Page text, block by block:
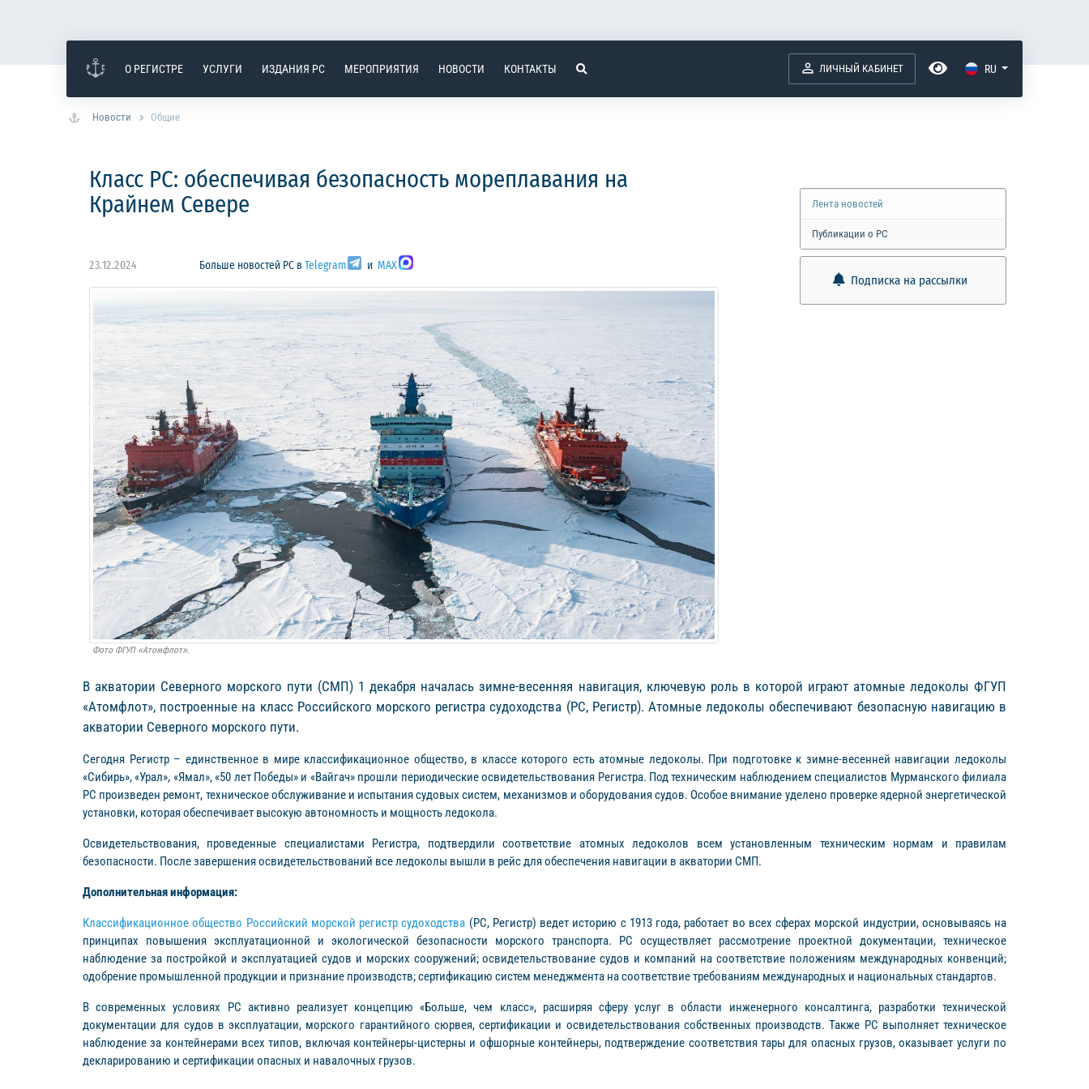
О РЕГИСТРЕ УСЛУГИ ИЗДАНИЯ РС МЕРОПРИЯТИЯ НОВОСТИ КОНТАКТЫ ЛИЧНЫЙ КАБИНЕТ RU
Новости Общие
Класс РС: обеспечивая безопасность мореплавания на
Крайнем Севере
23.12.2024 Больше новостей РС вTelegram иMAX
Фото ФГУП «Атомфлот».
Лента новостей
Публикации о РС
Подписка на рассылки
В акватории Северного морского пути (СМП) 1 декабря началась зимне-весенняя навигация, ключевую роль в которой играют атомные ледоколы ФГУП
«Атомфлот», построенные на класс Российского морского регистра судоходства (РС, Регистр). Атомные ледоколы обеспечивают безопасную навигацию в
акватории Северного морского пути.
Сегодня Регистр – единственное в мире классификационное общество, в классе которого есть атомные ледоколы. При подготовке к зимне-весенней навигации ледоколы
«Сибирь», «Урал», «Ямал», «50 лет Победы» и «Вайгач» прошли периодические освидетельствования Регистра. Под техническим наблюдением специалистов Мурманского филиала
РС произведен ремонт, техническое обслуживание и испытания судовых систем, механизмов и оборудования судов. Особое внимание уделено проверке ядерной энергетической
установки, которая обеспечивает высокую автономность и мощность ледокола.
Освидетельствования, проведенные специалистами Регистра, подтвердили соответствие атомных ледоколов всем установленным техническим нормам и правилам
безопасности. После завершения освидетельствований все ледоколы вышли в рейс для обеспечения навигации в акватории СМП.
Дополнительная информация:
Классификационное общество Российский морской регистр судоходства (РС, Регистр) ведет историю с 1913 года, работает во всех сферах морской индустрии, основываясь на
принципах повышения эксплуатационной и экологической безопасности морского транспорта. РС осуществляет рассмотрение проектной документации, техническое
наблюдение за постройкой и эксплуатацией судов и морских сооружений; освидетельствование судов и компаний на соответствие положениям международных конвенций;
одобрение промышленной продукции и признание производств; сертификацию систем менеджмента на соответствие требованиям международных и национальных стандартов.
В современных условиях РС активно реализует концепцию «Больше, чем класс», расширяя сферу услуг в области инженерного консалтинга, разработки технической
документации для судов в эксплуатации, морского гарантийного сюрвея, сертификации и освидетельствования собственных производств. Также РС выполняет техническое
наблюдение за контейнерами всех типов, включая контейнеры-цистерны и офшорные контейнеры, подтверждение соответствия тары для опасных грузов, оказывает услуги по
декларированию и сертификации опасных и навалочных грузов.